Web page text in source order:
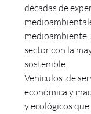
décadas de
medioambiente,
sector con la
sostenible.
Vehículos de
económica y
y ecológicos